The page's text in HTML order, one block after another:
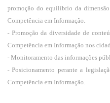
promoção do equilíbrio da
Competência em Informação.
- Promoção da diversidade de
Competência em Informação nos
- Monitoramento das informações
- Posicionamento perante a
Competência em Informação.